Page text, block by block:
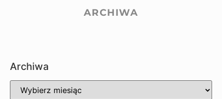
ARCHIWA
Archiwa